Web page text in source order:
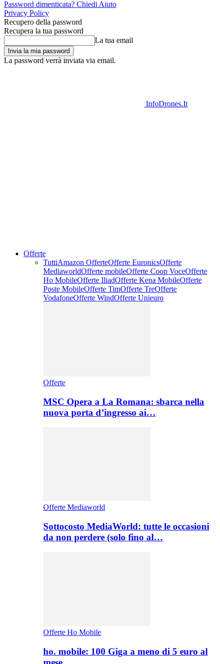
Password dimenticata? Chiedi Aiuto
Privacy Policy
Recupero della password
Recupera la tua password
La tua email
La password verrà inviata via email.
InfoDrones.It
Offerte
TuttiAmazon OfferteOfferte EuronicsOfferte
MediaworldOfferte mobileOfferte Coop VoceOfferte
Ho MobileOfferte IliadOfferte Kena MobileOfferte
Poste MobileOfferte TimOfferte TreOfferte
VodafoneOfferte WindOfferte Unieuro
Offerte
MSC Opera a La Romana: sbarca nella
nuova porta d’ingresso ai…
Offerte Mediaworld
Sottocosto MediaWorld: tutte le occasioni
da non perdere (solo fino al…
Offerte Ho Mobile
ho. mobile: 100 Giga a meno di 5 euro al